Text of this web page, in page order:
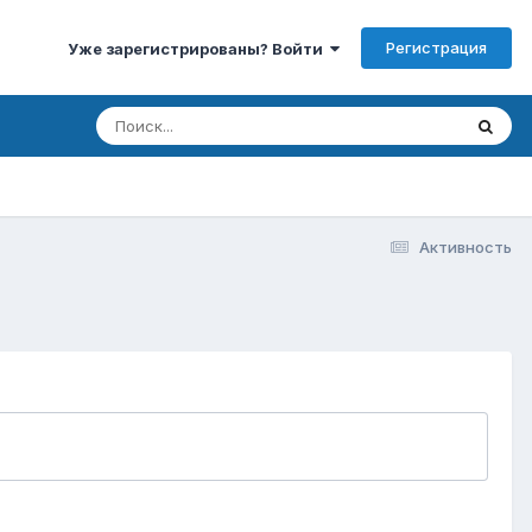
Уже зарегистрированы? Войти Регистрация
Активность